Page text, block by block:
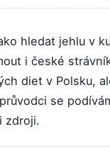
hledat jehlu v
i české
diet v Polsku,
se
zdroji.